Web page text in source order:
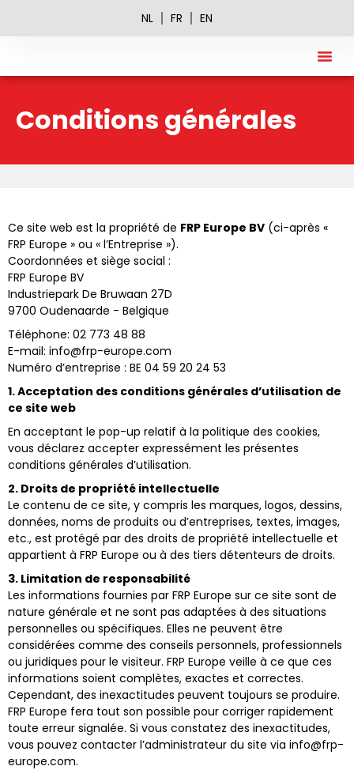
NL FR EN
Conditions générales
Ce site web est la propriété de FRP Europe BV (ci-après «
FRP Europe » ou « l’Entreprise »).
Coordonnées et siège social :
FRP Europe BV
Industriepark De Bruwaan 27D
9700 Oudenaarde - Belgique
Téléphone: 02 773 48 88
E-mail: info@frp-europe.com
Numéro d’entreprise : BE 04 59 20 24 53
1. Acceptation des conditions générales d’utilisation de
ce site web
En acceptant le pop-up relatif à la politique des cookies,
vous déclarez accepter expressément les présentes
conditions générales d’utilisation.
2. Droits de propriété intellectuelle
Le contenu de ce site, y compris les marques, logos, dessins,
données, noms de produits ou d’entreprises, textes, images,
etc., est protégé par des droits de propriété intellectuelle et
appartient à FRP Europe ou à des tiers détenteurs de droits.
3. Limitation de responsabilité
Les informations fournies par FRP Europe sur ce site sont de
nature générale et ne sont pas adaptées à des situations
personnelles ou spécifiques. Elles ne peuvent être
considérées comme des conseils personnels, professionnels
ou juridiques pour le visiteur. FRP Europe veille à ce que ces
informations soient complètes, exactes et correctes.
Cependant, des inexactitudes peuvent toujours se produire.
FRP Europe fera tout son possible pour corriger rapidement
toute erreur signalée. Si vous constatez des inexactitudes,
vous pouvez contacter l’administrateur du site via info@frp-
europe.com.